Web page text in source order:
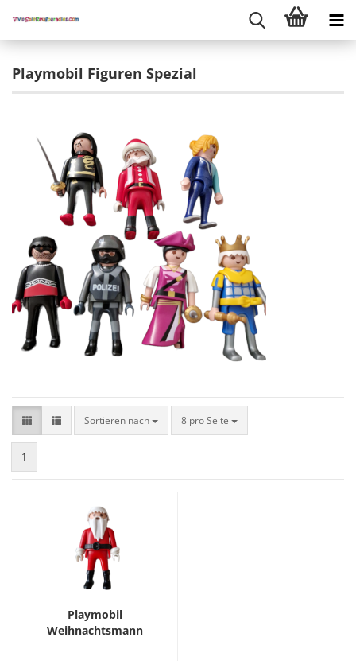
Playmobil Figuren Spezial
Sortieren nach 8 pro Seite
1
Playmobil
Weihnachtsmann